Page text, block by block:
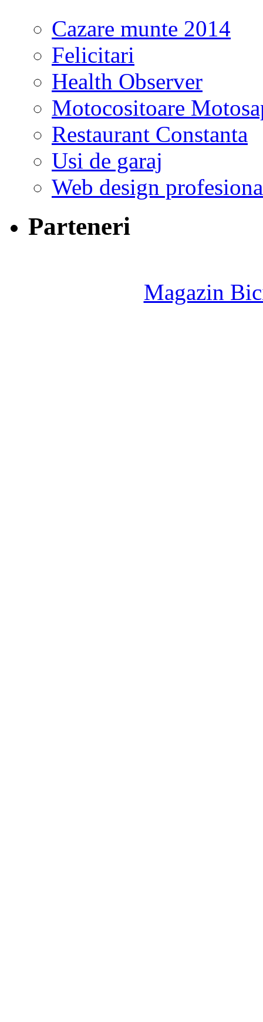
Cazare munte 2014
Felicitari
Health Observer
Motocositoare
Restaurant Constanta
Usi de garaj
Web design
Parteneri
Magazin